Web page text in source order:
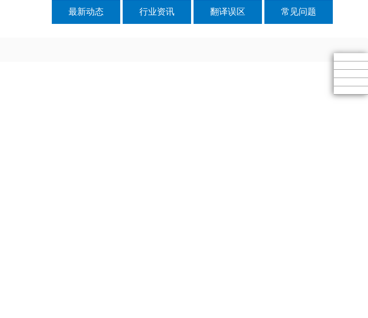
最新动态 行业资讯 翻译误区 常见问题